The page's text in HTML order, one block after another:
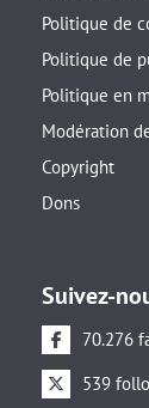
Politique de
Politique de
Politique en
Modération
Copyright
Dons
Suivez-
70.276
539